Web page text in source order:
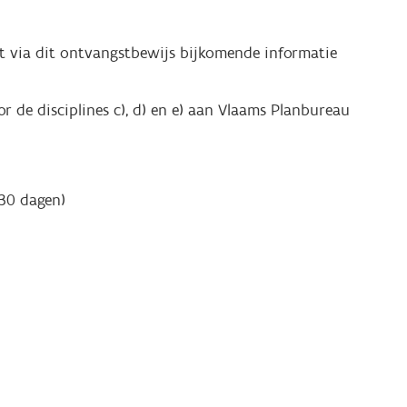
via dit ontvangstbewijs bijkomende informatie
de disciplines c), d) en e) aan Vlaams Planbureau
dagen)